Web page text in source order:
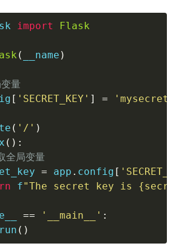
import Flask
( __name )
量
[ 'SECRET_KEY' ] =
( '/' )
( ) :
全局变量
= app . config [
f"The secret key is {
== '__main__' :
run ( )